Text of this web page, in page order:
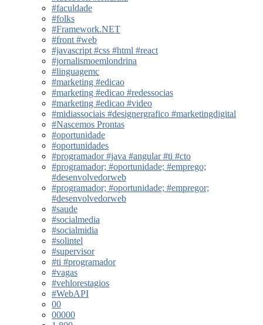
#faculdade
#folks
#Framework.NET
#front #web
#javascript #css #html #react
#jornalismoemlondrina
#linguagemc
#marketing #edicao
#marketing #edicao #redessocias
#marketing #edicao #video
#midiassociais #designergrafico #marketingdigital
#Nascemos Prontas
#oportunidade
#oportunidades
#programador #java #angular #ti #cto
#programador; #oportunidade; #emprego;
#desenvolvedorweb
#programador; #oportunidade; #empregor;
#desenvolvedorweb
#saude
#socialmedia
#socialmidia
#solintel
#supervisor
#ti #programador
#vagas
#vehlorestagios
#WebAPI
00
00000